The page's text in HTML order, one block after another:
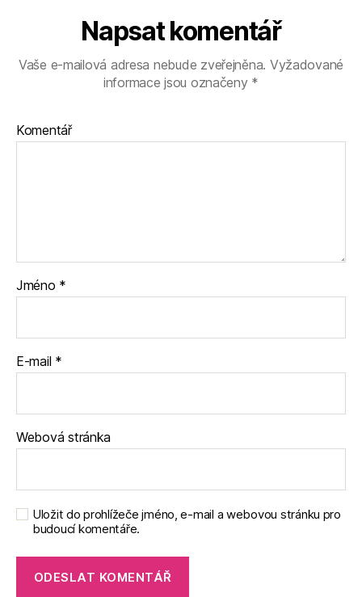
Napsat komentář
Vaše e-mailová adresa nebude zveřejněna. Vyžadované
informace jsou označeny *
Komentář
Jméno *
E-mail *
Webová stránka
Uložit do prohlížeče jméno, e-mail a webovou stránku pro
budoucí komentáře.